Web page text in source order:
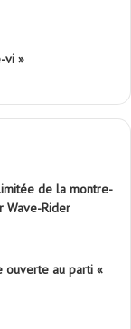
vi »
de la montre-
Wave-Rider
ouverte au parti «